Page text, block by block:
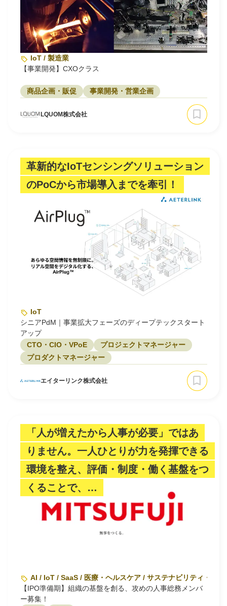
IoT / 製造業
【事業開発】CXOクラス
商品企画・販促 事業開発・営業企画
LQUOM株式会社
革新的なIoTセンシングソリューション
のPoCから市場導入までを牽引！
IoT
シニアPdM｜事業拡大フェーズのディープテックスタート
アップ
CTO・CIO・VPoE
プロジェクトマネージャー
プロダクトマネージャー
エイターリンク株式会社
「人が増えたから人事が必要」ではあ
りません。一人ひとりが力を発揮できる
環境を整え、評価・制度・働く基盤をつ
くることで、…
AI / IoT / SaaS / 医療・ヘルスケア / サステナビリティ・環境
【IPO準備期】組織の基盤を創る、攻めの人事総務メンバ
ー募集！